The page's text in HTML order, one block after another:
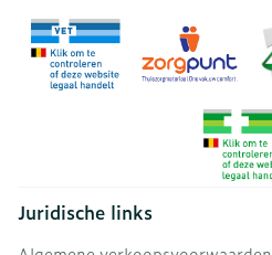
Juridische links